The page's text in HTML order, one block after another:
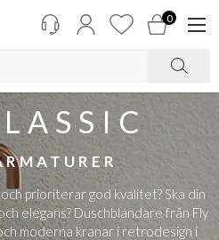
0
prioriterar god kvalitet? Ska din
elegans? Duschblandare från Fly
moderna kranar i retrodesign i